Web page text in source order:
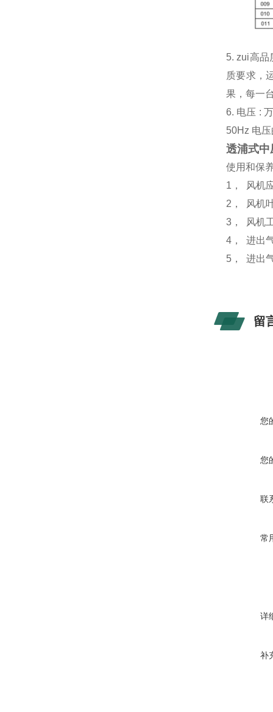
5. zui高品
质要求，
果，每一
6. 电压 :
50Hz 电
透浦式中
使用和保
1， 风机
2， 风机
3， 风机
4， 进出
5， 进出
留
您
您
联
常
详
补